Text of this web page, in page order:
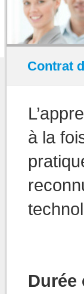
Contrat
à la
Durée